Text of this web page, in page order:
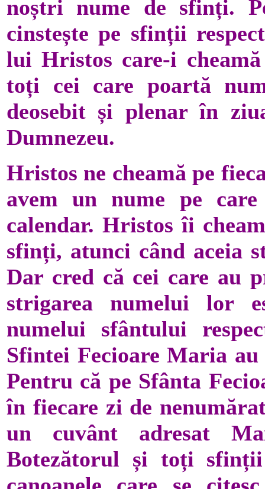
noștri nume de sfinți.
cinstește pe sfinții
lui Hristos care-i
toți cei care poartă
deosebit și plenar în
Dumnezeu.
Hristos ne cheamă pe
avem un nume pe
calendar. Hristos îi
sfinți, atunci când aceia
Dar cred că cei care au
strigarea numelui lor
numelui sfântului
Sfintei Fecioare Maria
Pentru că pe Sfânta
în fiecare zi de
un cuvânt adresat
Botezătorul și toți